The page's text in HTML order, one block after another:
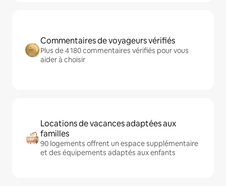
Commentaires de voyageurs vérifiés
Plus de 4 180 commentaires vérifiés pour vous
aider à choisir
Locations de vacances adaptées aux
familles
90 logements offrent un espace supplémentaire
et des équipements adaptés aux enfants